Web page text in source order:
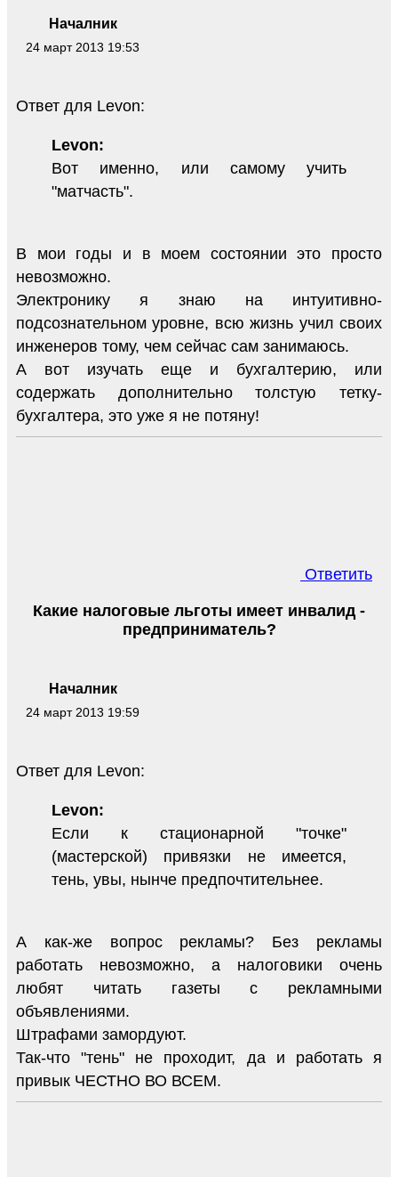
Началник
24 март 2013 19:53
Ответ для Levon:
Levon:
Вот именно, или самому учить
"матчасть".
В мои годы и в моем состоянии это просто
невозможно.
Электронику я знаю на интуитивно-
подсознательном уровне, всю жизнь учил своих
инженеров тому, чем сейчас сам занимаюсь.
А вот изучать еще и бухгалтерию, или
содержать дополнительно толстую тетку-
бухгалтера, это уже я не потяну!
Ответить
Началник
24 март 2013 19:59
Какие налоговые льготы имеет инвалид -
предприниматель?
Ответ для Levon:
Levon:
Если к стационарной "точке"
(мастерской) привязки не имеется,
тень, увы, нынче предпочтительнее.
А как-же вопрос рекламы? Без рекламы
работать невозможно, а налоговики очень
любят читать газеты с рекламными
объявлениями.
Штрафами замордуют.
Так-что "тень" не проходит, да и работать я
привык ЧЕСТНО ВО ВСЕМ.